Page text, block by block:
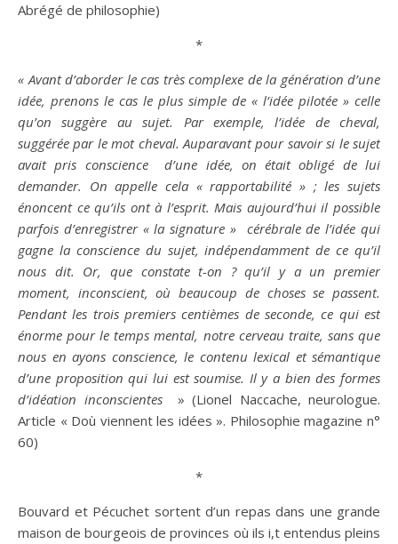
Abrégé de philosophie)
*
« Avant d’aborder le cas très complexe de la génération d’une
idée, prenons le cas le plus simple de « l’idée pilotée » celle
qu’on suggère au sujet. Par exemple, l’idée de cheval,
suggérée par le mot cheval. Auparavant pour savoirsi le sujet
avait pris conscienced’une idée, on était obligé de lui
demander. On appelle cela « rapportabilité » ; les sujets
énoncent ce qu’ils ont à l’esprit. Mais aujourd’hui il possible
parfois d’enregistrer « la signature » cérébrale de l’idée qui
gagne la consciencedu sujet, indépendamment de ce qu’il
nous dit. Or, que constate t-on ? qu’il y a un premier
moment, inconscient, où beaucoup de choses se passent.
Pendant les trois premiers centièmes de seconde, ce qui est
énorme pour letemps mental, notre cerveau traite, sans que
nous en ayons conscience, le contenu lexical et sémantique
d’une proposition qui lui est soumise. Il y a bien des formes
d’idéation inconscientes» (Lionel Naccache, neurologue.
Article « Doù viennent les idées ». Philosophie magazine n°
60)
*
Bouvard et Pécuchet sortent d’un repas dans une grande
maison de bourgeois de provinces où ils i,t entendus pleins